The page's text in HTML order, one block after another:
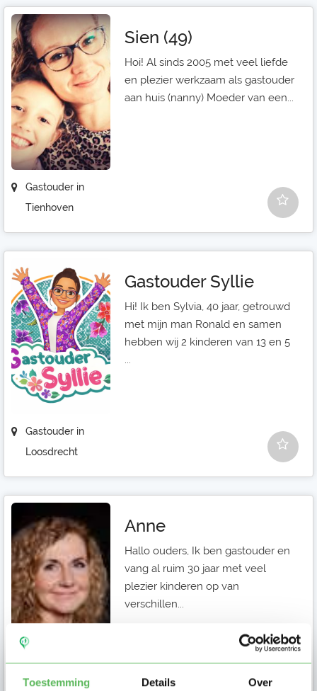
Toestemming Details Over
Gastouder in
Tienhoven
Sien (49)
Hoi! Al sinds 2005 met veel liefde
en plezier werkzaam als gastouder
aan huis (nanny) Moeder van een...
Gastouder in
Loosdrecht
Gastouder Syllie
Hi! Ik ben Sylvia, 40 jaar, getrouwd
met mijn man Ronald en samen
hebben wij 2 kinderen van 13 en 5
...
Anne
Hallo ouders, Ik ben gastouder en
vang al ruim 30 jaar met veel
plezier kinderen op van
verschillen...